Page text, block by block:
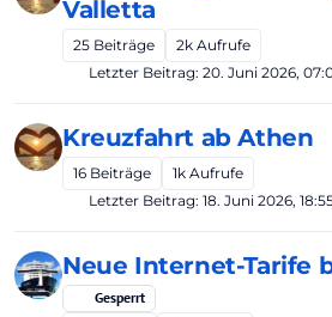
Valletta
25 Beiträge 2k Aufrufe
Letzter Beitrag: 20. Juni 2026,
Kreuzfahrt ab Athen
16 Beiträge 1k Aufrufe
Letzter Beitrag: 18. Juni 2026,
Neue Internet-Tarife
Gesperrt